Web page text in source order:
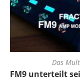
Das
FM9 unterteilt